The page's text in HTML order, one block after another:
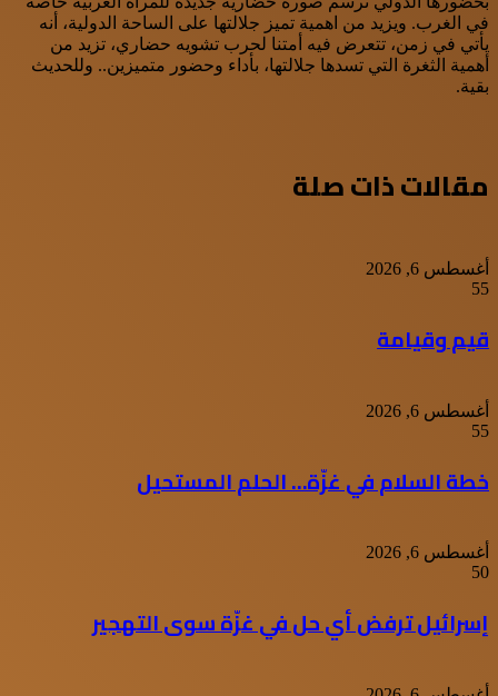
في الغرب. ويزيد من اهمية تميز جلالتها على الساحة الدولية، أنه
يأتي في زمن، تتعرض فيه أمتنا لحرب تشويه حضاري، تزيد من
أهمية الثغرة التي تسدها جلالتها، بأداء وحضور متميزين.. وللحديث
بقية.
مقالات ذات صلة
أغسطس 6, 2026
55
قيم وقيامة
أغسطس 6, 2026
55
خطة السلام في غزّة… الحلم المستحيل
أغسطس 6, 2026
50
إسرائيل ترفض أي حل في غزّة سوى التهجير